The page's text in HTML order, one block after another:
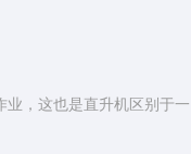
业，这也是直升机区别于一